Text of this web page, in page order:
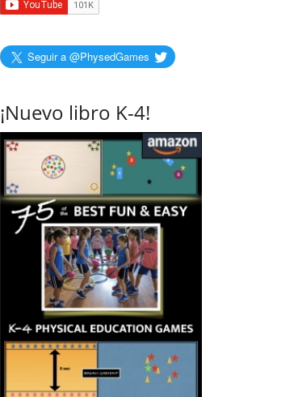
Seguir a @PhysedGames
¡Nuevo libro K-4!